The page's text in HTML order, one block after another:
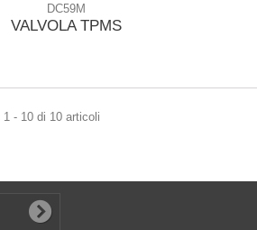
DC59M
VALVOLA TPMS
1 - 10 di 10 articoli